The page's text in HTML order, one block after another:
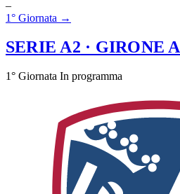
–
1° Giornata →
SERIE A2 · GIRONE A
1° Giornata In programma